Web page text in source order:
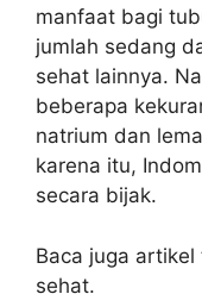
manfaat bagi
jumlah sedang
sehat lainnya.
beberapa
natrium dan
karena itu,
secara bijak.
Baca juga
sehat.